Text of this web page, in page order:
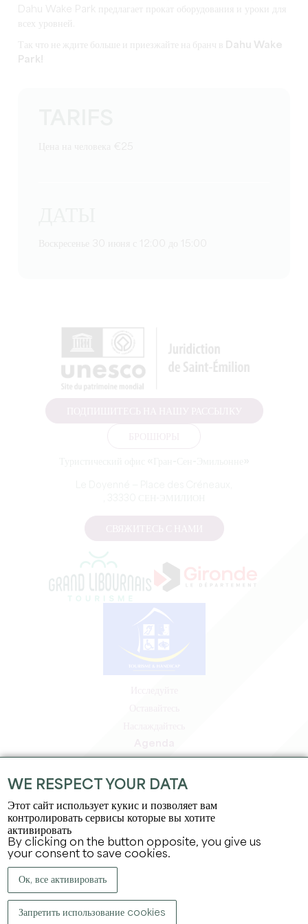
Dahu Wake Park предлагает прокат оборудования и уроки для
всех уровней.
Так что не ждите больше и приезжайте на бранч в Dahu Wake
Park!
Зона для участников
Вакансии и стажировки
Политика конфиденциальности
WE RESPECT YOUR DATA
Этот сайт использует кукис и позволяет вам
контролировать сервисы которые вы хотите
активировать
By clicking on the button opposite, you give us
your consent to save cookies.
Ок, все активировать
Запретить использование cookies